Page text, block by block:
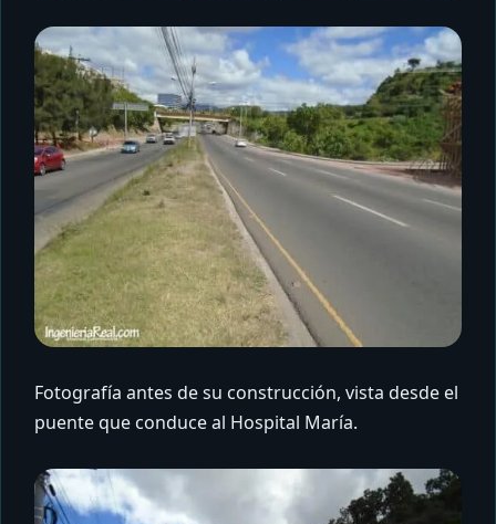
Fotografía antes de su construcción, vista desde el
puente que conduce al Hospital María.